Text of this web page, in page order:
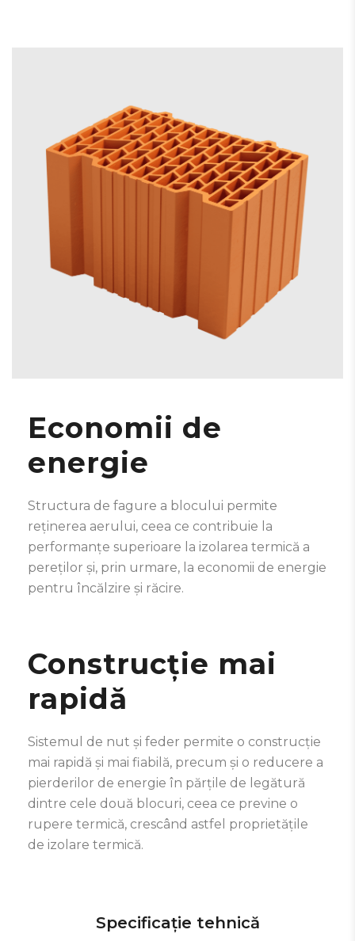
Economii de
energie
Structura de fagure a blocului permite
reținerea aerului, ceea ce contribuie la
performanțe superioare la izolarea termică a
pereților și, prin urmare, la economii de energie
pentru încălzire și răcire.
Construcție mai
rapidă
Sistemul de nut și feder permite o construcție
mai rapidă și mai fiabilă, precum și o reducere a
pierderilor de energie în părțile de legătură
dintre cele două blocuri, ceea ce previne o
rupere termică, crescând astfel proprietățile
de izolare termică.
Specificație tehnică